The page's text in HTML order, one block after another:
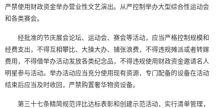
严禁使用财政资金举办营业性文艺演出。从严控制举办大型综合性运动会
和各类赛会。
经批准的节庆展会论坛、运动会、赛会等活动，应当严格控制规模和
经费支出，不得互相攀比、大操大办、铺张浪费，不得违规摊派或者转嫁
费用，不得借举办活动发放各类纪念品，不得违规使用财政资金邀请名人
明星参与活动。举办活动应当充分使用现有资源，专门配备的设备在活动
结束后应当及时收回，严禁购置奢华物资设备。
第三十七条精简规范评比达标表彰和创建示范活动，实行清单管理，